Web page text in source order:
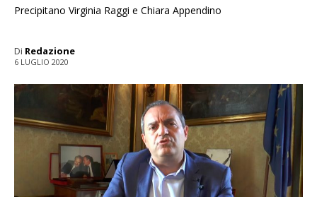
Precipitano Virginia Raggi e Chiara Appendino
Di Redazione
6 LUGLIO 2020